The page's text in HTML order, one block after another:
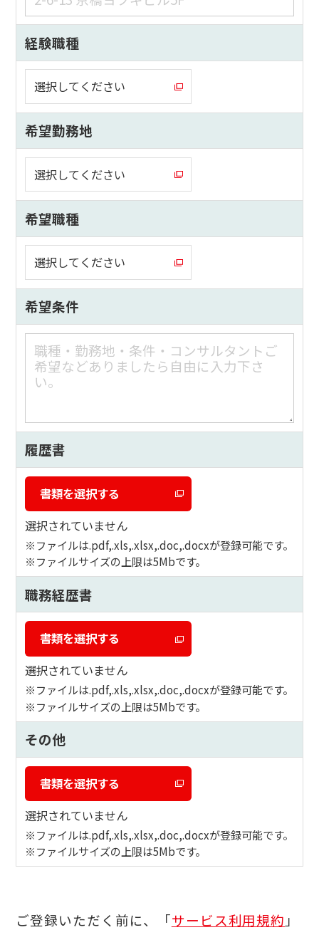
経験職種
選択してください
希望勤務地
選択してください
希望職種
選択してください
希望条件
履歴書
書類を選択する
選択されていません
ファイルは.pdf,.xls,.xlsx,.doc,.docxが登録可能です。
ファイルサイズの上限は5Mbです。
職務経歴書
書類を選択する
選択されていません
ファイルは.pdf,.xls,.xlsx,.doc,.docxが登録可能です。
ファイルサイズの上限は5Mbです。
その他
書類を選択する
選択されていません
ファイルは.pdf,.xls,.xlsx,.doc,.docxが登録可能です。
ファイルサイズの上限は5Mbです。
ご登録いただく前に、「サービス利用規約 」